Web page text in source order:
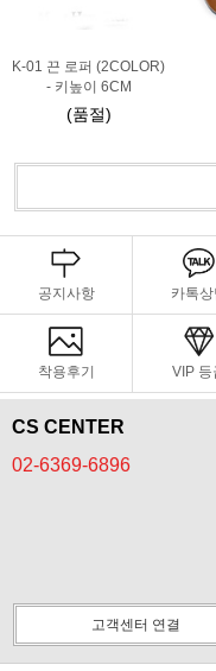
K-01 끈 로퍼 (2COLOR)
- 키높이 6CM
(품절)
공지사항 카톡상
착용후기 VIP 등
CS CENTER
02-6369-6896
고객센터 연결